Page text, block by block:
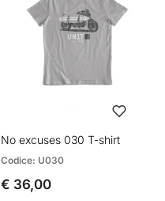
No excuses 030 T-shirt
Codice: U030
€ 36,00